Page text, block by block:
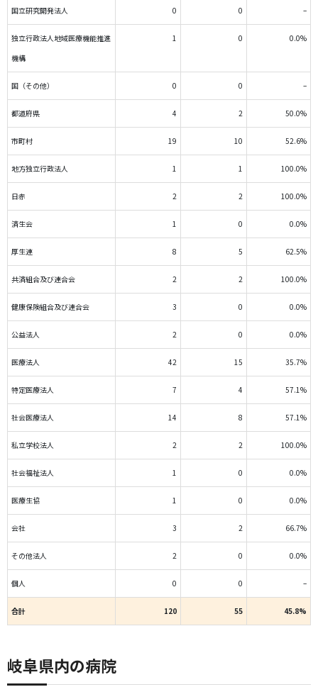
国立研究開発法人 0 0 –
独立行政法人地域医療機能推進
機構
1 0 0.0%
国（その他） 0 0 –
都道府県 4 2 50.0%
市町村 19 10 52.6%
地方独立行政法人 1 1 100.0%
日赤 2 2 100.0%
済生会 1 0 0.0%
厚生連 8 5 62.5%
共済組合及び連合会 2 2 100.0%
健康保険組合及び連合会 3 0 0.0%
公益法人 2 0 0.0%
医療法人 42 15 35.7%
特定医療法人 7 4 57.1%
社会医療法人 14 8 57.1%
私立学校法人 2 2 100.0%
社会福祉法人 1 0 0.0%
医療生協 1 0 0.0%
会社 3 2 66.7%
その他法人 2 0 0.0%
個人 0 0 –
合計 120 55 45.8%
岐阜県内の病院